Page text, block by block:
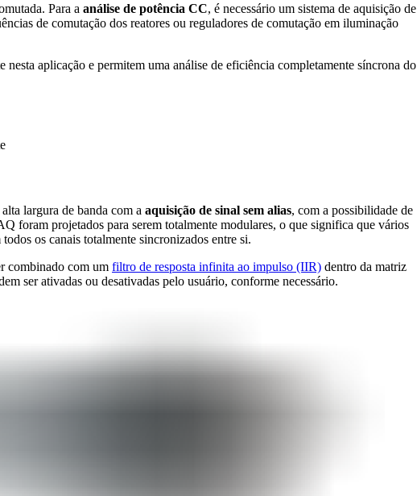
Para a análise de potência CC, é necessário um sistema de aquisição de
de comutação dos reatores ou reguladores de comutação em iluminação
nesta aplicação e permitem uma análise de eficiência completamente síncrona do
largura de banda com a aquisição de sinal sem alias, com a possibilidade de
foram projetados para serem totalmente modulares, o que significa que vários
os canais totalmente sincronizados entre si.
combinado com um filtro de resposta infinita ao impulso (IIR) dentro da matriz
ser ativadas ou desativadas pelo usuário, conforme necessário.